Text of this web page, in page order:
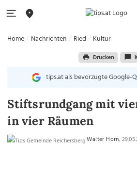
Home Nachrichten Ried Kultur
Drucken
tips.at als bevorzugte Google-
Stiftsrundgang mit
in vier Räumen
Walter Horn,